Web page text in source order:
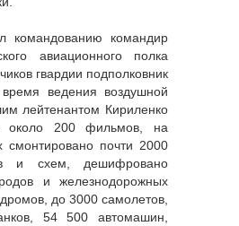
командованию командир
авиационного полка
гвардии подполковник
ведения воздушной
лейтенантом Кириленко
около 200 фильмов, на
смонтировано почти 2000
и схем, дешифровано
и железнодорожных
до 3000 самолетов,
54 500 автомашин,